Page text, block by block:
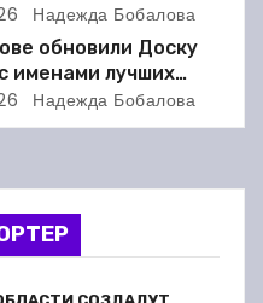
Надежда Бобалова
обновили Доску
именами лучших
Фото
Надежда Бобалова